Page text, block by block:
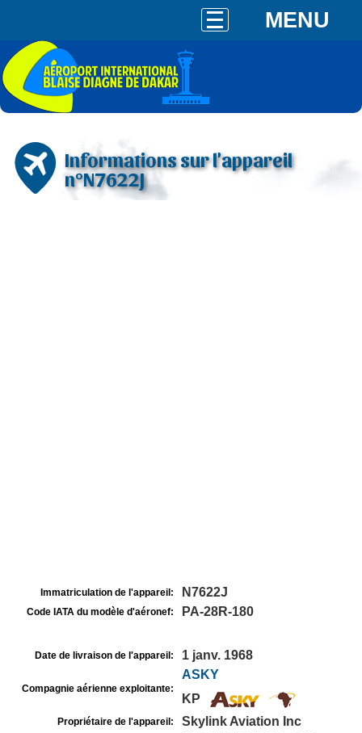
MENU
Informations sur l'appareil
n°N7622J
Immatriculation de l'appareil: N7622J
Code IATA du modèle d'aéronef: PA-28R-180
Date de livraison de l'appareil: 1 janv. 1968
Compagnie aérienne exploitante:
ASKY
KP
Propriétaire de l'appareil: Skylink Aviation Inc